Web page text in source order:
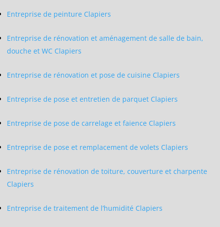
Entreprise de peinture Clapiers
Entreprise de rénovation et aménagement de salle de bain,
douche et WC Clapiers
Entreprise de rénovation et pose de cuisine Clapiers
Entreprise de pose et entretien de parquet Clapiers
Entreprise de pose de carrelage et faience Clapiers
Entreprise de pose et remplacement de volets Clapiers
Entreprise de rénovation de toiture, couverture et charpente
Clapiers
Entreprise de traitement de l’humidité Clapiers